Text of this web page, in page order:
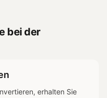
bei der
erhalten Sie